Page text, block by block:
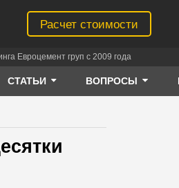
Расчет стоимости
Евроцемент груп с 2009 года
СТАТЬИ ВОПРОСЫ